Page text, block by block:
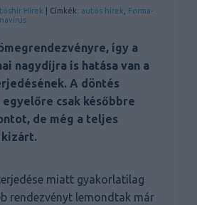
Hírek | Címkék: autós hírek, Forma-
így a
nagydíjra is hatása van a
A döntés
csak későbbre
de még a teljes
kizárt.
miatt gyakorlatilag
rendezvényt lemondtak már